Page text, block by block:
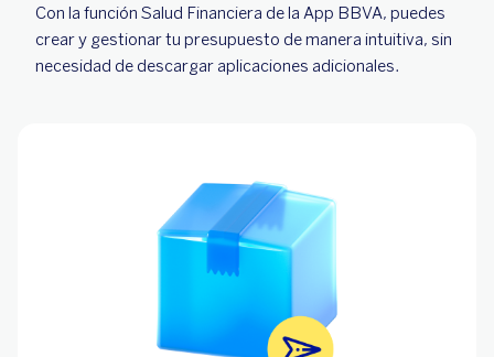
Con la función Salud Financiera de la App BBVA, puedes
crear y gestionar tu presupuesto de manera intuitiva, sin
necesidad de descargar aplicaciones adicionales.